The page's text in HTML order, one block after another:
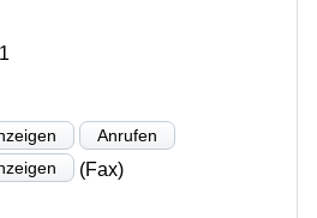
Anrufen
(Fax)